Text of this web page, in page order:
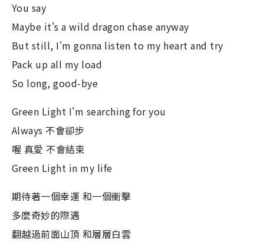
You say
Maybe it's a wild dragon chase anyway
But still, I'm gonna listen to my heart and try
Pack up all my load
So long, good-bye
Green Light I'm searching for you
Always 不會卻步
喔 真愛 不會結束
Green Light in my life
期待著一個幸運 和一個衝擊
多麼奇妙的際遇
翻越過前面山頂 和層層白雲